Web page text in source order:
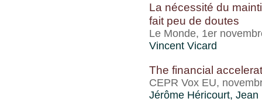
La nécessité du
fait peu de doutes
Le Monde, 1er
Vincent Vicard
The financial
CEPR Vox EU,
Jérôme Héricourt, Jean